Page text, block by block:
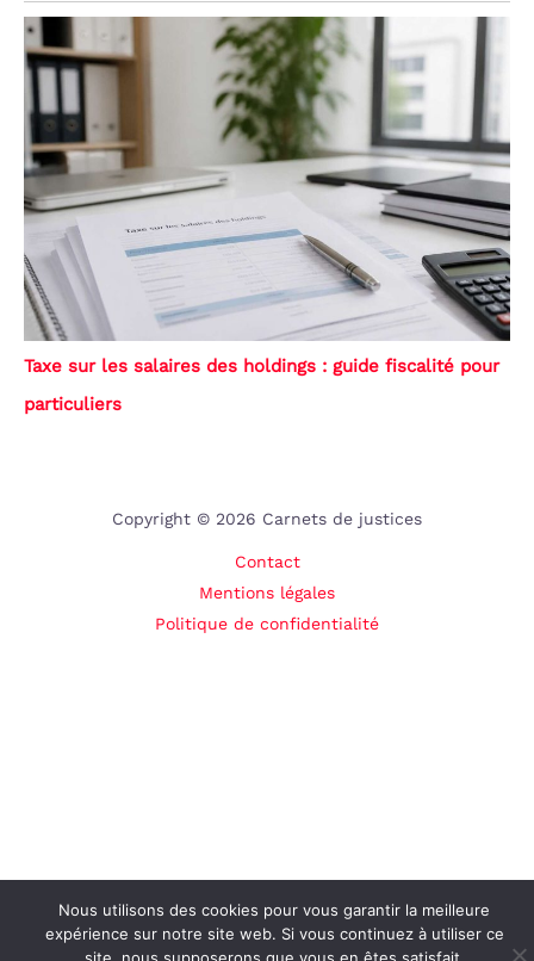
Taxe sur les salaires des holdings : guide fiscalité pour
particuliers
Copyright © 2026 Carnets de justices
Contact
Mentions légales
Politique de confidentialité
Nous utilisons des cookies pour vous garantir la meilleure
expérience sur notre site web. Si vous continuez à utiliser ce